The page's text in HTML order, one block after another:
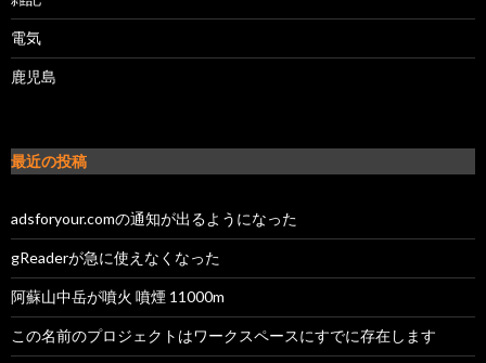
電気
鹿児島
最近の投稿
adsforyour.comの通知が出るようになった
gReaderが急に使えなくなった
阿蘇山中岳が噴火 噴煙 11000m
この名前のプロジェクトはワークスペースにすでに存在します